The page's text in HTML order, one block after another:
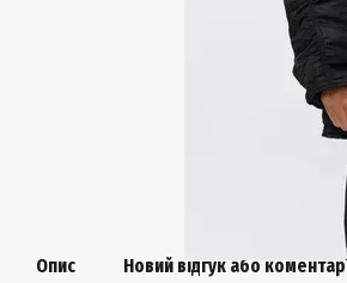
Опис Новий відгук або коментар